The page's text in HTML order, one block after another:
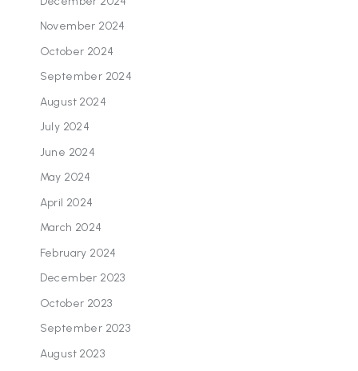
November 2024
October 2024
September 2024
August 2024
July 2024
June 2024
May 2024
April 2024
March 2024
February 2024
December 2023
October 2023
September 2023
August 2023